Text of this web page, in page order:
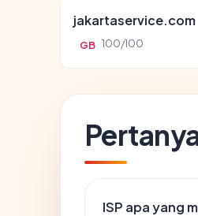
jakartaservice.com
GB 100/100
ISP apa yang